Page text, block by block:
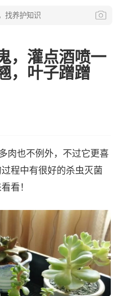
，灌点酒喷一
，叶子蹭蹭
肉也不例外，不过它更喜
程中有很好的杀虫灭菌
看！